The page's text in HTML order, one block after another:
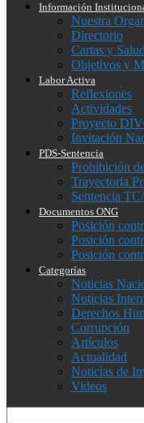
Información
Nuestra
Directorio
Cartas y
Objetivos y
Labor Activa
Reflexiones
Actividades
Proyecto
Invitación
PDS-Sentencia
Prohibición
Trayectoria
Sentencia
Documentos ONG
Posición
Posición
Posición
Categorías
Noticias
Noticias
Derechos
Corrupción
Artículos
Actualidad
Noticias de
Videos